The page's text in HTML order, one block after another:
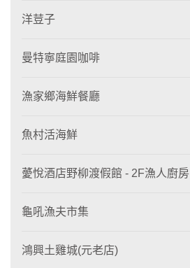
洋荳子
曼特寧庭園咖啡
漁家鄉海鮮餐廳
魚村活海鮮
薆悅酒店野柳渡假館 - 2F漁人廚房
龜吼漁夫市集
鴻興土雞城(元老店)